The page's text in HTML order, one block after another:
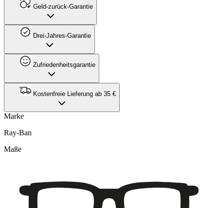
Geld-zurück-Garantie
Drei-Jahres-Garantie
Zufriedenheitsgarantie
Kostenfreie Lieferung ab 35 €
Marke
Ray-Ban
Maße